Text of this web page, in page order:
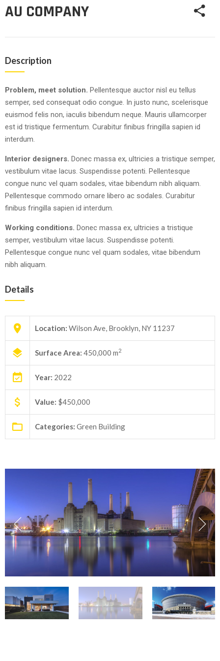
AU COMPANY
Description
Problem, meet solution. Pellentesque auctor nisl eu tellus
semper, sed consequat odio congue. In justo nunc, scelerisque
euismod felis non, iaculis bibendum neque. Mauris ullamcorper
est id tristique fermentum. Curabitur finibus fringilla sapien id
interdum.
Interior designers. Donec massa ex, ultricies a tristique semper,
vestibulum vitae lacus. Suspendisse potenti. Pellentesque
congue nunc vel quam sodales, vitae bibendum nibh aliquam.
Pellentesque commodo ornare libero ac sodales. Curabitur
finibus fringilla sapien id interdum.
Working conditions. Donec massa ex, ultricies a tristique
semper, vestibulum vitae lacus. Suspendisse potenti.
Pellentesque congue nunc vel quam sodales, vitae bibendum
nibh aliquam.
Details
Location: Wilson Ave, Brooklyn, NY 11237
Surface Area: 450,000 m2
Year: 2022
Value: $450,000
Categories: Green Building